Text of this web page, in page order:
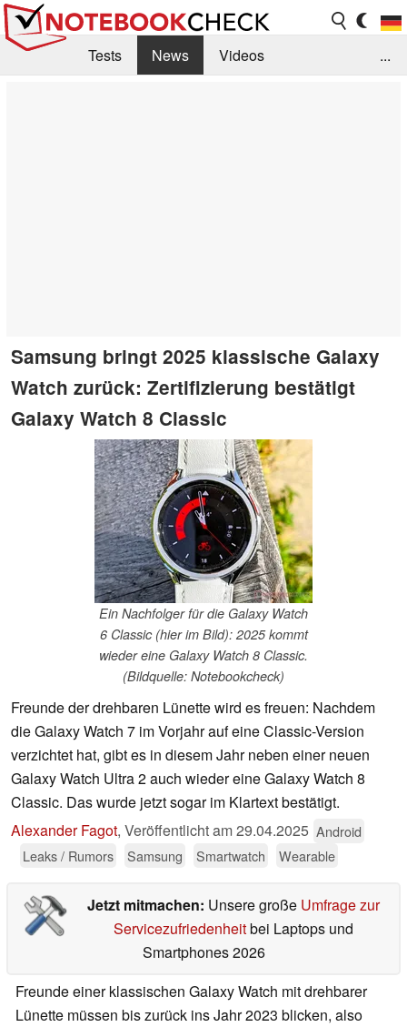
Tests News
Videos
...
Samsung bringt 2025 klassische Galaxy
Watch zurück: Zertifizierung bestätigt
Galaxy Watch 8 Classic
Ein Nachfolger für die Galaxy Watch
6 Classic (hier im Bild): 2025 kommt
wieder eine Galaxy Watch 8 Classic.
(Bildquelle: Notebookcheck)
Freunde der drehbaren Lünette wird es freuen: Nachdem
die Galaxy Watch 7 im Vorjahr auf eine Classic-Version
verzichtet hat, gibt es in diesem Jahr neben einer neuen
Galaxy Watch Ultra 2 auch wieder eine Galaxy Watch 8
Classic. Das wurde jetzt sogar im Klartext bestätigt.
Alexander Fagot, Veröffentlicht am29.04.2025 Android
Leaks / Rumors
Samsung Smartwatch Wearable
Jetzt mitmachen: Unsere große Umfrage zur
Servicezufriedenheitbei Laptops und
Smartphones 2026
Freunde einer klassischen Galaxy Watch mit drehbarer
Lünette müssen bis zurück ins Jahr 2023 blicken, also